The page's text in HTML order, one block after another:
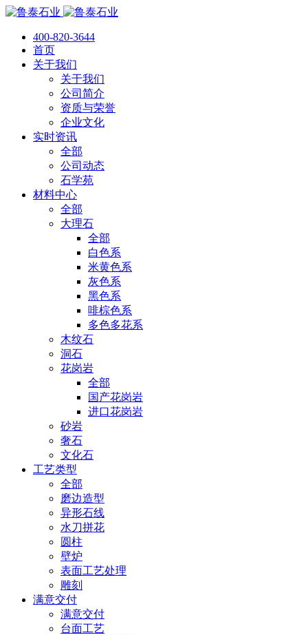
400-820-3644
首页
关于我们
关于我们
公司简介
资质与荣誉
企业文化
实时资讯
全部
公司动态
石学苑
材料中心
全部
大理石
全部
白色系
米黄色系
灰色系
黑色系
啡棕色系
多色多花系
木纹石
洞石
花岗岩
全部
国产花岗岩
进口花岗岩
砂岩
奢石
文化石
工艺类型
全部
磨边造型
异形石线
水刀拼花
圆柱
壁炉
表面工艺处理
雕刻
满意交付
满意交付
台面工艺